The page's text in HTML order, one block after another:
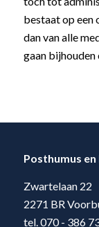
bestaat op een
dan van alle
gaan
Posthumus
Zwartelaan 22
2271 BR
tel. 070 - 386